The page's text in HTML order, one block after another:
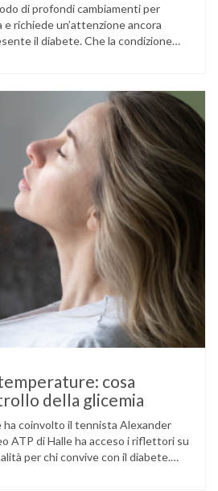
di profondi cambiamenti per
e richiede un’attenzione ancora
il diabete. Che la condizione
(diabete gestazionale),
cosa
della glicemia
coinvolto il tennista Alexander
ATP di Halle ha acceso i riflettori su
per chi convive con il diabete.